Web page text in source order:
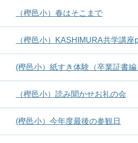
（樫邑小）春はそこまで
（樫邑小）KASHIMURA共学講座
(樫邑小）紙すき体験（卒業証書編
（樫邑小）読み聞かせお礼の会
(樫邑小）今年度最後の参観日